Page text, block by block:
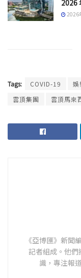
2026
2026
Tags: COVID-19 娛
雲頂集團
雲頂馬來
《亞博匯》新聞
記者組成。他
識，專注報